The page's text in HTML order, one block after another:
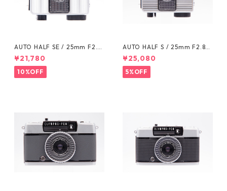
AUTO HALF SE / 25mm F2.8
(736522) RICOH リコー
¥21,780
10%OFF
AUTO HALF S / 25mm F2.8
(719898) RICOH リコー
¥25,080
5%OFF